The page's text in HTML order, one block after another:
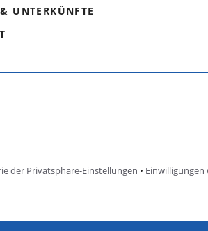
UNTERKÜNFTE
der Privatsphäre-Einstellungen •